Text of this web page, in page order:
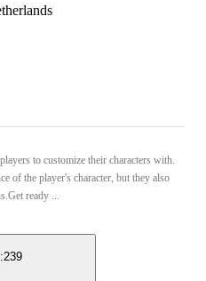
to customize their characters with.
of the player's character, but they also
ready ...
239